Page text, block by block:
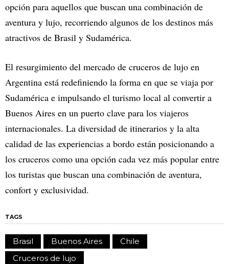
opción para aquellos que buscan una combinación de
aventura y lujo, recorriendo algunos de los destinos más
atractivos de Brasil y Sudamérica.
El resurgimiento del mercado de cruceros de lujo en
Argentina está redefiniendo la forma en que se viaja por
Sudamérica e impulsando el turismo local al convertir a
Buenos Aires en un puerto clave para los viajeros
internacionales. La diversidad de itinerarios y la alta
calidad de las experiencias a bordo están posicionando a
los cruceros como una opción cada vez más popular entre
los turistas que buscan una combinación de aventura,
confort y exclusividad.
TAGS
Brasil Buenos Aires
Chile
Cruceros de lujo